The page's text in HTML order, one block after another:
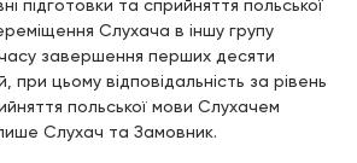
підготовки та сприйняття польської
Слухача в іншу групу
завершення перших десяти
при цьому відповідальність за рівень
польської мови Слухачем
Слухач та Замовник.